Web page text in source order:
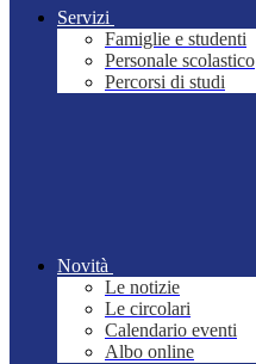
Servizi
Famiglie e studenti
Personale scolastico
Percorsi di studi
Novità
Le notizie
Le circolari
Calendario eventi
Albo online